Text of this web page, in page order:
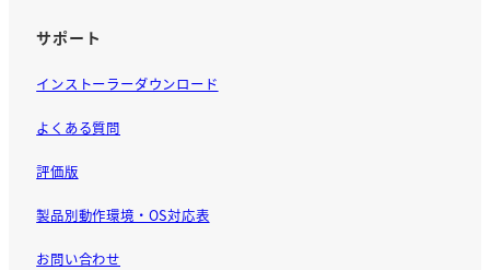
サポート
インストーラーダウンロード
よくある質問
評価版
製品別動作環境・OS対応表
お問い合わせ